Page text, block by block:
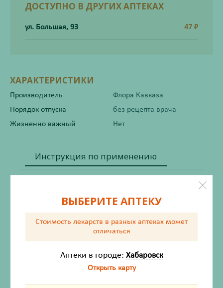
ДОСТУПНО В ДРУГИХ АПТЕКАХ
ул. Большая, 93 47 ₽
ХАРАКТЕРИСТИКИ
Производитель
Флора Кавказа
Порядок отпуска
без рецепта врача
Жизненно важный
Нет
Инструкция по применению
Описание
ВЫБЕРИТЕ АПТЕКУ
Стоимость лекарств в разных аптеках может
отличаться
Аптеки в городе: Хабаровск
Открыть карту